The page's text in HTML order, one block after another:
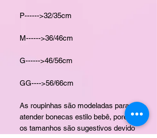
P------>32/35cm
M------>36/46cm
G------>46/56cm
GG---->56/66cm
As roupinhas são modeladas para
atender bonecas estilo bebê, porém
os tamanhos são sugestivos devido